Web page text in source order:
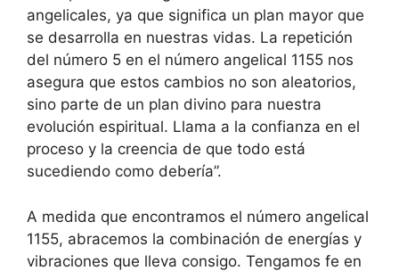
angelicales, ya que significa un plan mayor que
se desarrolla en nuestras vidas. La repetición
del número 5 en el número angelical 1155 nos
asegura que estos cambios no son aleatorios,
sino parte de un plan divino para nuestra
evolución espiritual. Llama a la confianza en el
proceso y la creencia de que todo está
sucediendo como debería”.
A medida que encontramos el número angelical
1155, abracemos la combinación de energías y
vibraciones que lleva consigo. Tengamos fe en